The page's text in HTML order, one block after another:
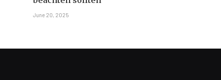
June 20, 2025